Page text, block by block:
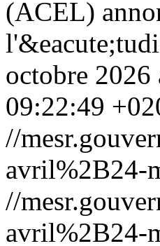
(ACEL)
octobre
09:22:49
//
avril%2B24-
//
avril%2B24-